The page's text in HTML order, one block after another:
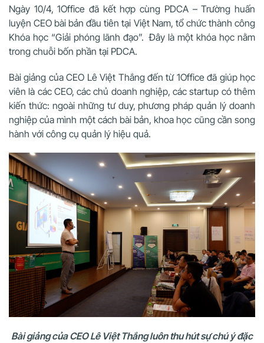
Ngày 10/4, 1Office đã kết hợp cùng PDCA – Trường huấn
luyện CEO bài bản đầu tiên tại Việt Nam, tổ chức thành công
Khóa học “Giải phóng lãnh đạo”. Đây là một khóa học nằm
trong chuỗi bốn phần tại PDCA.
Bài giảng của CEO Lê Việt Thắng đến từ 1Office đã giúp học
viên là các CEO, các chủ doanh nghiệp, các startup có thêm
kiến thức: ngoài những tư duy, phương pháp quản lý doanh
nghiệp của mình một cách bài bản, khoa học cũng cần song
hành với công cụ quản lý hiệu quả.
Bài giảng của CEO Lê Việt Thắng luôn thu hút sự chú ý đặc